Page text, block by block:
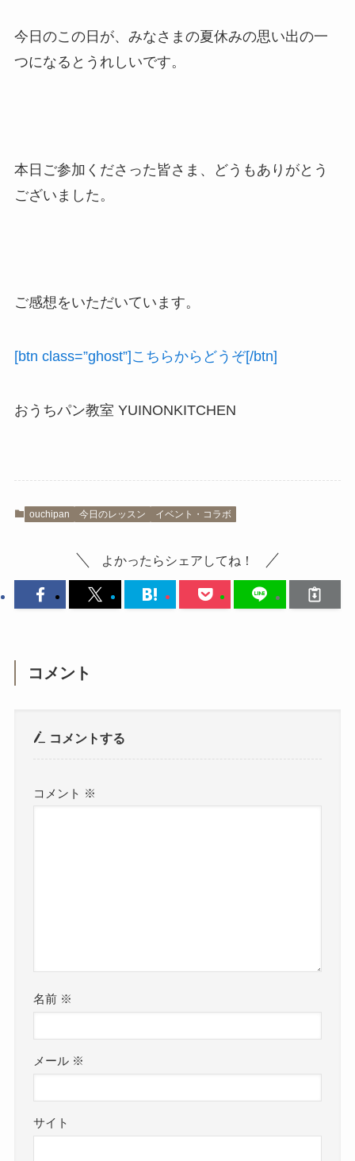
今日のこの日が、みなさまの夏休みの思い出の一
つになるとうれしいです。
本日ご参加くださった皆さま、どうもありがとう
ございました。
ご感想をいただいています。
[btn class=”ghost”]こちらからどうぞ[/btn]
おうちパン教室 YUINONKITCHEN
ouchipan 今日のレッスン イベント・コラボ
よかったらシェアしてね！
コメント
コメントする
コメント ※
名前 ※
メール ※
サイト